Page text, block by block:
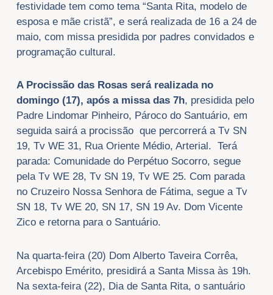
festividade tem como tema “Santa Rita, modelo de
esposa e mãe cristã”, e será realizada de 16 a 24 de
maio, com missa presidida por padres convidados e
programação cultural.
A Procissão das Rosas será realizada no
domingo (17), após a missa das 7h, presidida pelo
Padre Lindomar Pinheiro, Pároco do Santuário, em
seguida sairá a procissão que percorrerá a Tv SN
19, Tv WE 31, Rua Oriente Médio, Arterial. Terá
parada: Comunidade do Perpétuo Socorro, segue
pela Tv WE 28, Tv SN 19, Tv WE 25. Com parada
no Cruzeiro Nossa Senhora de Fátima, segue a Tv
SN 18, Tv WE 20, SN 17, SN 19 Av. Dom Vicente
Zico e retorna para o Santuário.
Na quarta-feira (20) Dom Alberto Taveira Corrêa,
Arcebispo Emérito, presidirá a Santa Missa às 19h.
Na sexta-feira (22), Dia de Santa Rita, o santuário